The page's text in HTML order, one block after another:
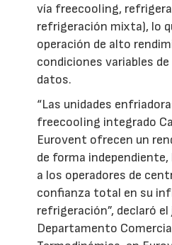
vía freecooling,
refrigeración mixta), lo
operación de alto
condiciones variables
datos.
“Las unidades
freecooling integrado
Eurovent ofrecen un
de forma
a los operadores de
confianza total en su
refrigeración”, declaró el
Departamento